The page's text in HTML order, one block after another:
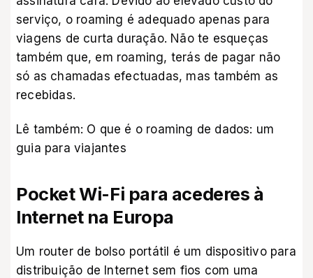
serviço, o roaming é adequado apenas para
viagens de curta duração. Não te esqueças
também que, em roaming, terás de pagar não
só as chamadas efectuadas, mas também as
recebidas.
Lê também: O que é o roaming de dados: um
guia para viajantes
Pocket Wi-Fi para acederes à
Internet na Europa
Um router de bolso portátil é um dispositivo para
distribuição de Internet sem fios com uma